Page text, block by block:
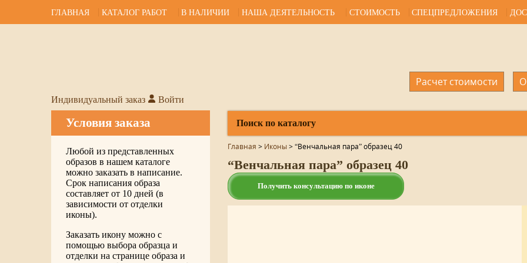
ГЛАВНАЯ КАТАЛОГ РАБОТ В НАЛИЧИИ НАША ДЕЯТЕЛЬНОСТЬ СТОИМОСТЬ СПЕЦПРЕДЛОЖЕНИЯ
Индивидуальный заказ Войти
Расчет стоимости
Условия заказа
Любой из представленных
образов в нашем каталоге
можно заказать в написание.
Срок написания образа
составляет от 10 дней (в
зависимости от отделки
иконы).
Заказать икону можно с
помощью выбора образца и
отделки на странице образа и
Поиск по каталогу
Главная > Иконы>“Венчальная пара” образец 40
“Венчальная пара” образец 40
Получить консультацию по иконе